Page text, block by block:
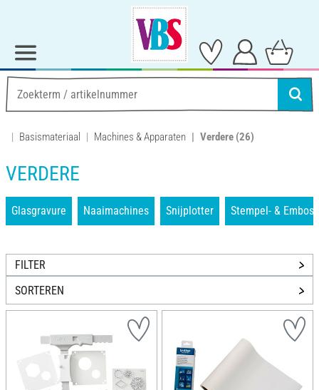
Basismateriaal Machines & Apparaten Verdere (26)
VERDERE
Glasgravure Naaimachines Snijplotter Stempel- &
FILTER
SORTEREN